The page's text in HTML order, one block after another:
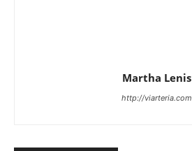
Martha Lenis
http://viarteria.com